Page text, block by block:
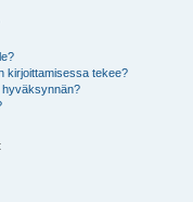
kirjoittamisessa tekee?
hyväksynnän?